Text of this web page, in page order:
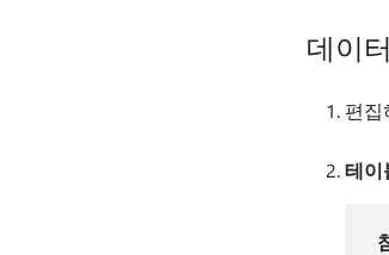
데이
편집
테이